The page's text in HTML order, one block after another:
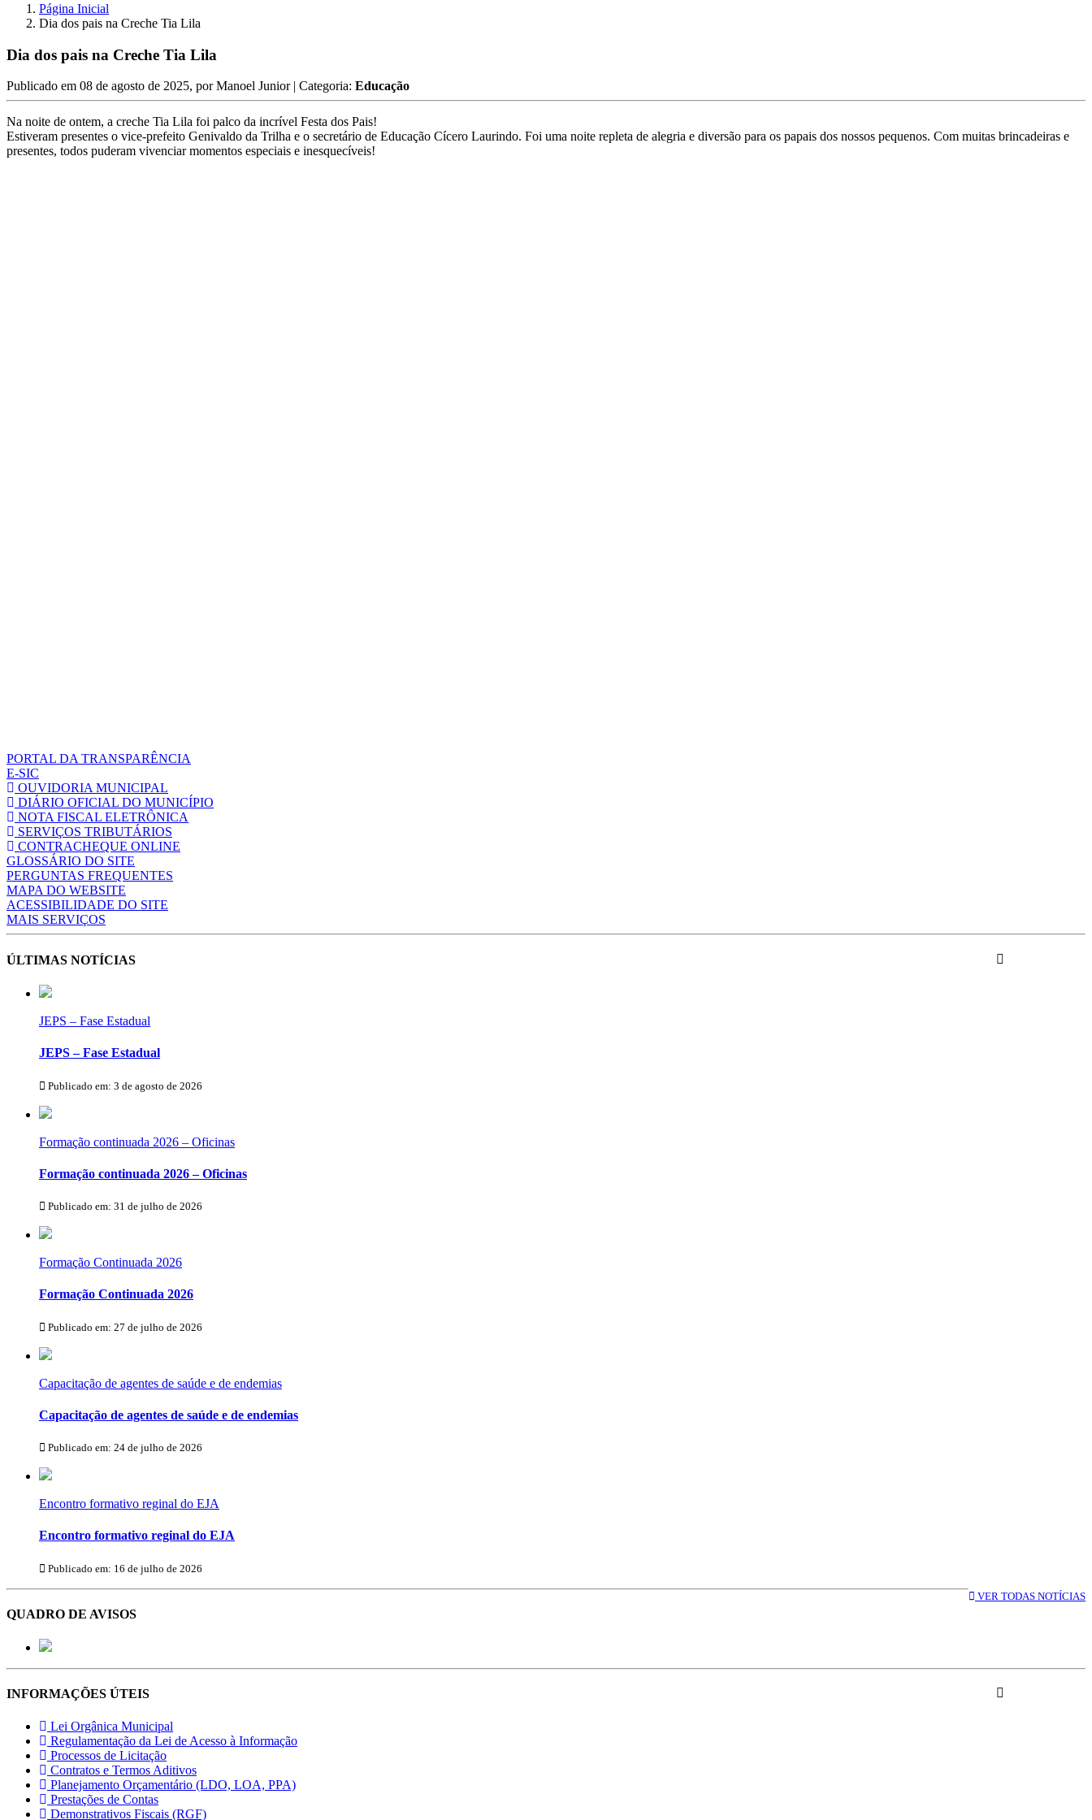
Página Inicial
Dia dos pais na Creche Tia Lila
Dia dos pais na Creche Tia Lila
Publicado em 08 de agosto de 2025, porManoel Junior | Categoria: Educação
Na noite de ontem, a creche Tia Lila foi palco da incrível Festa dos Pais!
Estiveram presentes o vice-prefeito Genivaldo da Trilha e o secretário de Educação Cícero Laurindo. Foi uma noite repleta de alegria e diversão para os papais dos nossos pequenos. Com muitas brincadeiras e
presentes, todos puderam vivenciar momentos especiais e inesquecíveis!
PORTAL DA TRANSPARÊNCIA
E-SIC
OUVIDORIA MUNICIPAL
DIÁRIO OFICIAL DO MUNICÍPIO
NOTA FISCAL ELETRÔNICA
SERVIÇOS TRIBUTÁRIOS
CONTRACHEQUE ONLINE
GLOSSÁRIO DO SITE
PERGUNTAS FREQUENTES
MAPA DO WEBSITE
ACESSIBILIDADE DO SITE
MAIS SERVIÇOS
ÚLTIMAS NOTÍCIAS
JEPS – Fase Estadual
JEPS – Fase Estadual
Publicado em: 3 de agosto de 2026
Formação continuada 2026 – Oficinas
Formação continuada 2026 – Oficinas
Publicado em: 31 de julho de 2026
Formação Continuada 2026
Formação Continuada 2026
Publicado em: 27 de julho de 2026
Capacitação de agentes de saúde e de endemias
Capacitação de agentes de saúde e de endemias
Publicado em: 24 de julho de 2026
Encontro formativo reginal do EJA
Encontro formativo reginal do EJA
Publicado em: 16 de julho de 2026
VER TODAS NOTÍCIAS
QUADRO DE AVISOS
INFORMAÇÕES ÚTEIS
Lei Orgânica Municipal
Regulamentação da Lei de Acesso à Informação
Processos de Licitação
Contratos e Termos Aditivos
Planejamento Orçamentário (LDO, LOA, PPA)
Prestações de Contas
Demonstrativos Fiscais (RGF)